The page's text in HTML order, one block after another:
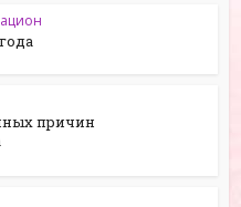
причин